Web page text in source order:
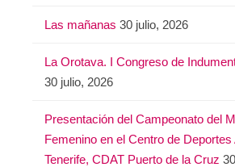
Las mañanas 30 julio, 2026
La Orotava. I Congreso de
30 julio, 2026
Presentación del Campeonato del
Femenino en el Centro de
Tenerife, CDAT Puerto de la Cruz